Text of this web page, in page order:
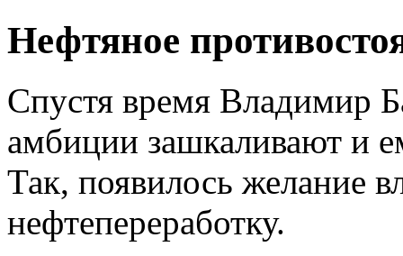
Нефтяное
Спустя время Владимир
амбиции зашкаливают и
Так, появилось желание
нефтепереработку.